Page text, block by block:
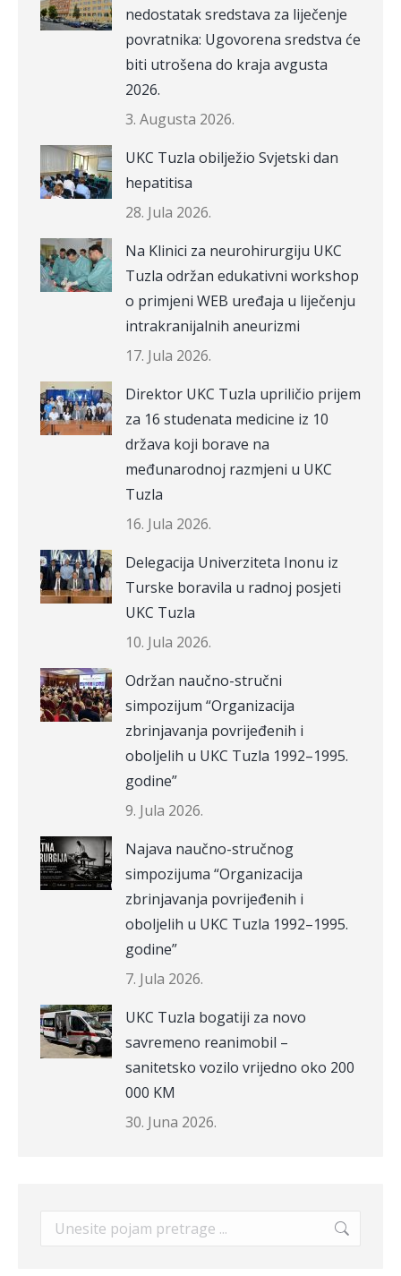
nedostatak sredstava za liječenje
povratnika: Ugovorena sredstva će
biti utrošena do kraja avgusta
2026.
3. Augusta 2026.
UKC Tuzla obilježio Svjetski dan
hepatitisa
28. Jula 2026.
Na Klinici za neurohirurgiju UKC
Tuzla održan edukativni workshop
o primjeni WEB uređaja u liječenju
intrakranijalnih aneurizmi
17. Jula 2026.
Direktor UKC Tuzla upriličio prijem
za 16 studenata medicine iz 10
država koji borave na
međunarodnoj razmjeni u UKC
Tuzla
16. Jula 2026.
Delegacija Univerziteta Inonu iz
Turske boravila u radnoj posjeti
UKC Tuzla
10. Jula 2026.
Održan naučno-stručni
simpozijum “Organizacija
zbrinjavanja povrijeđenih i
oboljelih u UKC Tuzla 1992–1995.
godine”
9. Jula 2026.
Najava naučno-stručnog
simpozijuma “Organizacija
zbrinjavanja povrijeđenih i
oboljelih u UKC Tuzla 1992–1995.
godine”
7. Jula 2026.
UKC Tuzla bogatiji za novo
savremeno reanimobil –
sanitetsko vozilo vrijedno oko 200
000 KM
30. Juna 2026.
Search: